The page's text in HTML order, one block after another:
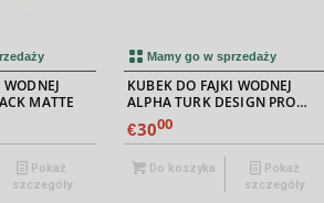
MATTE
Pokaż
szczegóły
5.00
Mamy go w sprzedaży
KUBEK DO FAJKI WODNEJ
ALPHA TURK DESIGN PRO
CZARNY
€3000
Do koszyka
Pokaż
szczegóły